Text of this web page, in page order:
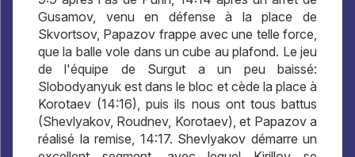
Gusamov, venu en défense à la place de
Skvortsov, Papazov frappe avec une telle force,
que la balle vole dans un cube au plafond. Le jeu
de l'équipe de Surgut a un peu baissé:
Slobodyanyuk est dans le bloc et cède la place à
Korotaev (14:16), puis ils nous ont tous battus
(Shevlyakov, Roudnev, Korotaev), et Papazov a
réalisé la remise, 14:17. Shevlyakov démarre un